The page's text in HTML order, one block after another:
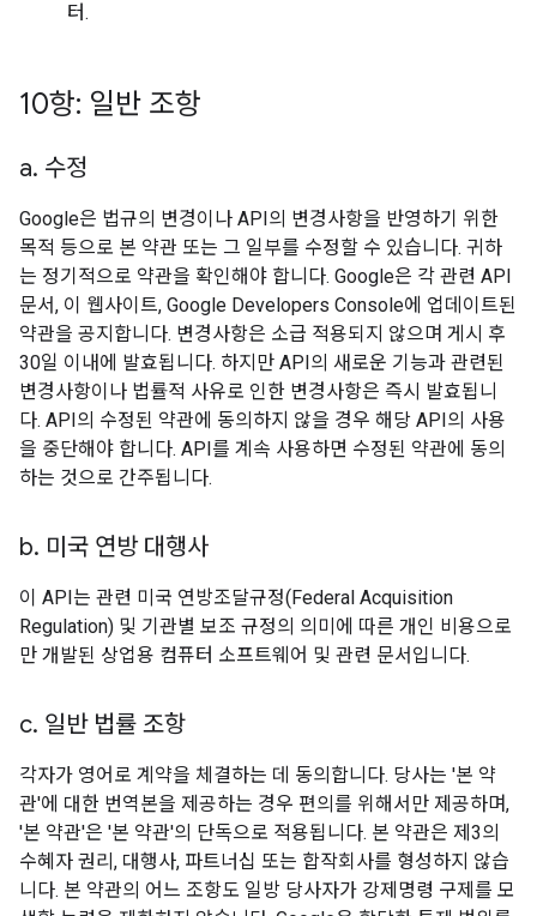
터.
10항: 일반 조항
a. 수정
Google은 법규의 변경이나 API의 변경사항을 반영하기 위한
목적 등으로 본 약관 또는 그 일부를 수정할 수 있습니다. 귀하
는 정기적으로 약관을 확인해야 합니다. Google은 각 관련 API
문서, 이 웹사이트, Google Developers Console에 업데이트된
약관을 공지합니다. 변경사항은 소급 적용되지 않으며 게시 후
30일 이내에 발효됩니다. 하지만 API의 새로운 기능과 관련된
변경사항이나 법률적 사유로 인한 변경사항은 즉시 발효됩니
다. API의 수정된 약관에 동의하지 않을 경우 해당 API의 사용
을 중단해야 합니다. API를 계속 사용하면 수정된 약관에 동의
하는 것으로 간주됩니다.
b. 미국 연방 대행사
이 API는 관련 미국 연방조달규정(Federal Acquisition
Regulation) 및 기관별 보조 규정의 의미에 따른 개인 비용으로
만 개발된 상업용 컴퓨터 소프트웨어 및 관련 문서입니다.
c. 일반 법률 조항
각자가 영어로 계약을 체결하는 데 동의합니다. 당사는 '본 약
관'에 대한 번역본을 제공하는 경우 편의를 위해서만 제공하며,
'본 약관'은 '본 약관'의 단독으로 적용됩니다. 본 약관은 제3의
수혜자 권리, 대행사, 파트너십 또는 합작회사를 형성하지 않습
니다. 본 약관의 어느 조항도 일방 당사자가 강제명령 구제를 모